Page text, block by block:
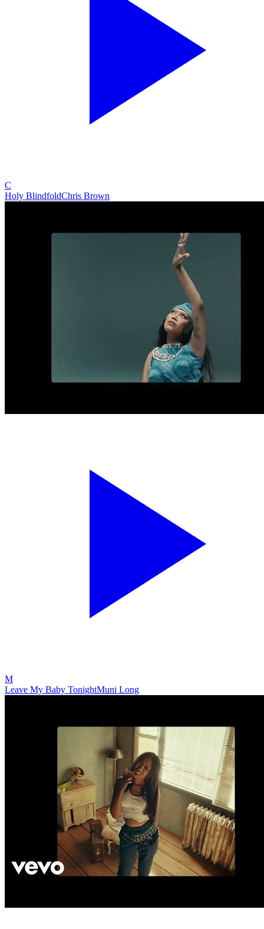
C
Holy BlindfoldChris Brown
M
Leave My Baby TonightMuni Long